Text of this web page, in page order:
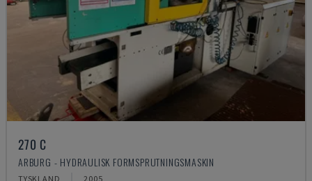
270 C
ARBURG - HYDRAULISK FORMSPRUTNINGSMASKIN
TYSKLAND 2005